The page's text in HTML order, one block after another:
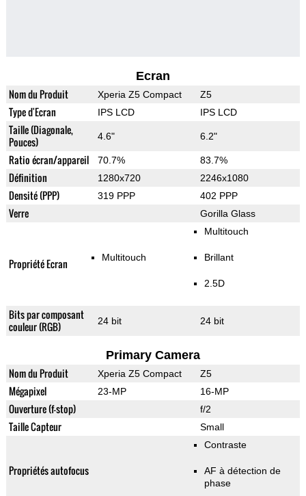
Ecran
Nom du Produit Xperia Z5 Compact Z5
Type d'Ecran IPS LCD IPS LCD
Taille (Diagonale,
Pouces)
4.6" 6.2"
Ratio écran/appareil 70.7% 83.7%
Définition 1280x720 2246x1080
Densité (PPP) 319 PPP 402 PPP
Verre Gorilla Glass
Propriété Ecran Multitouch
Multitouch
Brillant
2.5D
Bits par composant
couleur (RGB)
24 bit 24 bit
Primary Camera
Nom du Produit Xperia Z5 Compact Z5
Mégapixel 23-MP 16-MP
Ouverture (f-stop) f/2
Taille Capteur Small
Propriétés autofocus
Contraste
AF à détection de
phase